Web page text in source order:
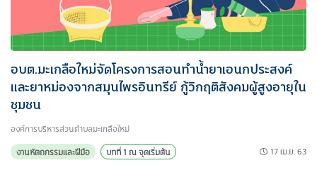
อบต.มะเกลือใหม่จัดโครงการสอนทำน้ำยาเอนกประสงค์
และยาหม่องจากสมุนไพรอินทรีย์ กู้วิกฤติสังคมผู้สูงอายุใน
ชุมชน
องค์การบริหารส่วนตําบลมะเกลือใหม่
งานหัตถกรรมและฝีมือ
บทที่ 1 ณ จุดเริ่มต้น 17 เม.ย. 63